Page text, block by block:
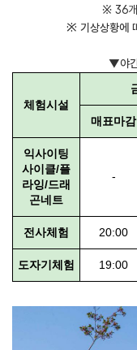
※ 36개
​※ 기상상황에
▼야
체험시설
매표마감
익사이팅
사이클/플
라잉/드래
곤네트
-
전사체험 20:00
도자기체험 19:00